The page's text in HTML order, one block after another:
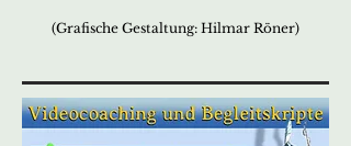
(Grafische Gestaltung: Hilmar Röner)